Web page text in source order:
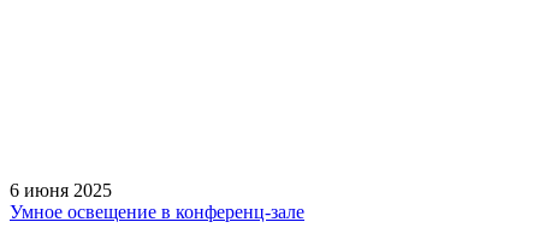
6 июня 2025
Умное освещение в конференц-зале